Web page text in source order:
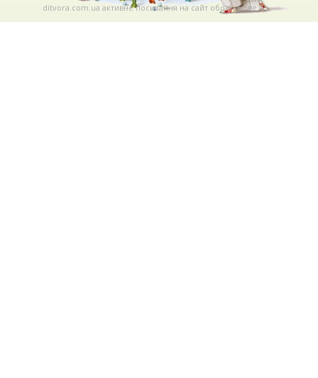
ditvora.com.ua активне посилання на сайт обов'язкове. .